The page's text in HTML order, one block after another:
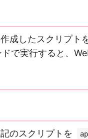
成したスクリプト
ドで実行すると、
のスクリプトを